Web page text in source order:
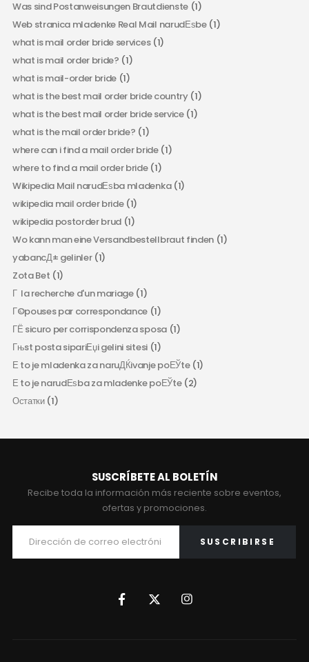
Was sind Postanweisungen Brautdienste(1)
Web stranica mladenke Real Mail narudЕѕbe(1)
what is mail order bride services(1)
what is mail order bride? (1)
what is mail-order bride (1)
what is the best mail order bride country(1)
what is the best mail order bride service(1)
what is the mail order bride? (1)
where can i find a mail order bride(1)
where to find a mail order bride(1)
Wikipedia Mail narudЕѕba mladenka(1)
wikipedia mail order bride(1)
wikipedia postorder brud (1)
Wo kann man eine Versandbestellbraut finden(1)
yabancД± gelinler(1)
Zota Bet (1)
Г la recherche d'un mariage(1)
Г©pouses par correspondance (1)
ГЁ sicuro per corrispondenza sposa(1)
Гњst posta sipariЕџi gelini sitesi(1)
Е to je mladenka za naruДЌivanje poЕЎte(1)
Е to je narudЕѕba za mladenke poЕЎte(2)
Остатки(1)
SUSCRÍBETE AL BOLETÍN
Recibe toda la información más reciente sobre eventos,
ofertas y promociones.